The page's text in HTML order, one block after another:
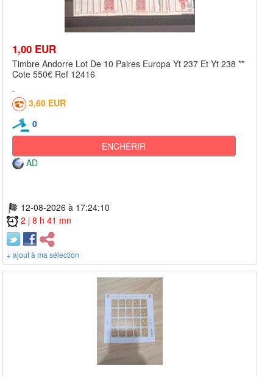
1,00 EUR
Timbre Andorre Lot De 10 Paires Europa Yt 237 Et Yt 238 **
Cote 550€ Ref 12416
3,60 EUR
0
ENCHÉRIR
AD
12-08-2026 à 17:24:10
2 j 8 h 41 mn
+ ajout à ma sélection